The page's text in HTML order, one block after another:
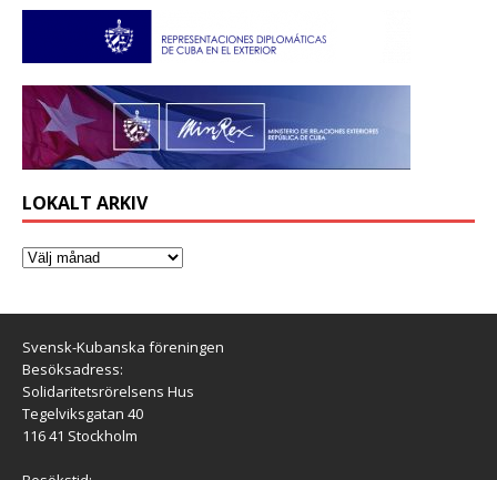
LOKALT ARKIV
Svensk-Kubanska föreningen
Besöksadress:
Solidaritetsrörelsens Hus
Tegelviksgatan 40
116 41 Stockholm